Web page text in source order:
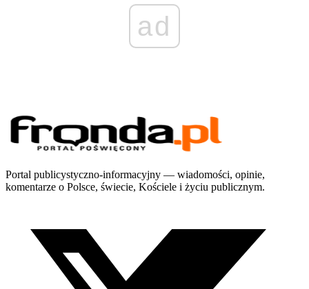
ad
Portal publicystyczno-informacyjny — wiadomości, opinie,
komentarze o Polsce, świecie, Kościele i życiu publicznym.